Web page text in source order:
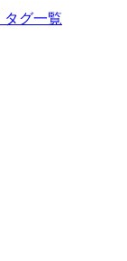
タグ一覧